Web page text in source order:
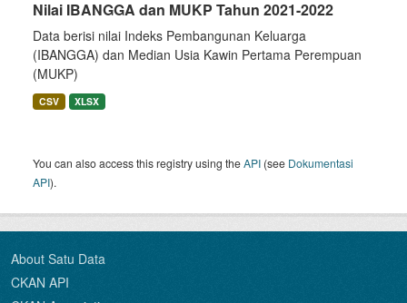
Nilai IBANGGA dan MUKP Tahun 2021-2022
Data berisi nilai Indeks Pembangunan Keluarga
(IBANGGA) dan Median Usia Kawin Pertama Perempuan
(MUKP)
CSV XLSX
You can also access this registry using theAPI (see Dokumentasi
API).
About Satu Data
CKAN API